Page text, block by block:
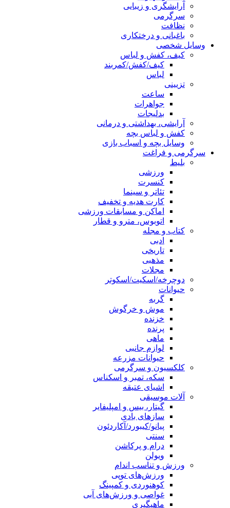
آرایشگری و زیبایی
سرگرمی
نظافت
باغبانی و درختکاری
وسایل شخصی
کیف، کفش و لباس
کیف/کفش/کمربند
لباس
تزیینی
ساعت
جواهرات
بدلیجات
آرایشی، بهداشتی و درمانی
کفش و لباس بچه
وسایل بچه و اسباب بازی
سرگرمی و فراغت
بلیط
ورزشی
کنسرت
تئاتر و سینما
کارت هدیه و تخفیف
اماکن و مسابقات ورزشی
اتوبوس، مترو و قطار
کتاب و مجله
ادبی
تاریخی
مذهبی
مجلات
دوچرخه/اسکیت/اسکوتر
حیوانات
گربه
موش و خرگوش
خزنده
پرنده
ماهی
لوازم جانبی
حیوانات مزرعه
کلکسیون و سرگرمی
سکه، تمبر و اسکناس
اشیای عتیقه
آلات موسیقی
گیتار، بیس و امپلیفایر
سازهای بادی
پیانو/کیبورد/آکاردئون
سنتی
درام و پرکاشن
ویولن
ورزش و تناسب اندام
ورزش‌های توپی
کوهنوردی و کمپینگ
غواصی و ورزش‌های آبی
ماهیگیری